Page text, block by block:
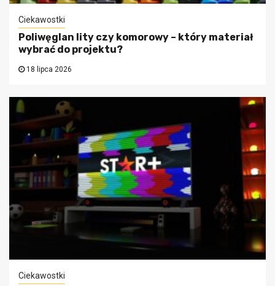
Ciekawostki
Poliwęglan lity czy komorowy – który materiał
wybrać do projektu?
18 lipca 2026
Ciekawostki